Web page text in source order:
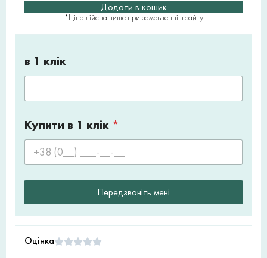
Додати в кошик
*Ціна дійсна лише при замовленні з сайту
в 1 клік
Купити в 1 клік *
Передзвоніть мені
Оцінка